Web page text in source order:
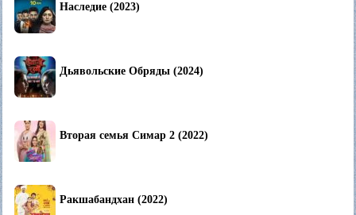
Наследие (2023)
Дьявольские Обряды (2024)
Вторая семья Симар 2 (2022)
Ракшабандхан (2022)